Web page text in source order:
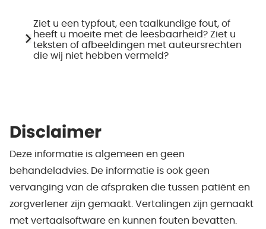
Ziet u een typfout, een taalkundige fout, of
heeft u moeite met de leesbaarheid? Ziet u
teksten of afbeeldingen met auteursrechten
die wij niet hebben vermeld?
Disclaimer
Deze informatie is algemeen en geen
behandeladvies. De informatie is ook geen
vervanging van de afspraken die tussen patiënt en
zorgverlener zijn gemaakt. Vertalingen zijn gemaakt
met vertaalsoftware en kunnen fouten bevatten.